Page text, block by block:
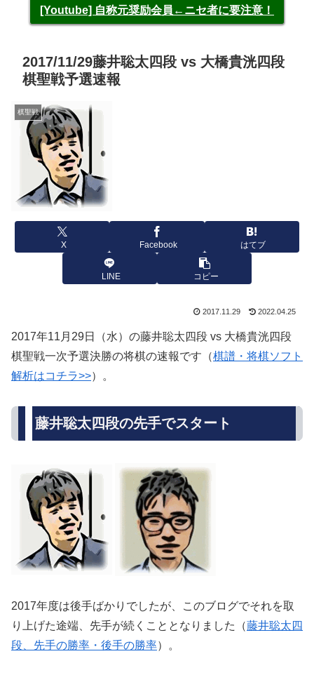
[Youtube] 自称元奨励会員←ニセ者に要注意！
2017/11/29藤井聡太四段 vs 大橋貴洸四段
棋聖戦予選速報
棋聖戦
X Facebook はてブ
LINE コピー
2017.11.29 2022.04.25
2017年11月29日（水）の藤井聡太四段 vs 大橋貴洸四段
棋聖戦一次予選決勝の将棋の速報です（棋譜・将棋ソフト
解析はコチラ>>）。
藤井聡太四段の先手でスタート
2017年度は後手ばかりでしたが、このブログでそれを取
り上げた途端、先手が続くこととなりました（藤井聡太四
段、先手の勝率・後手の勝率）。